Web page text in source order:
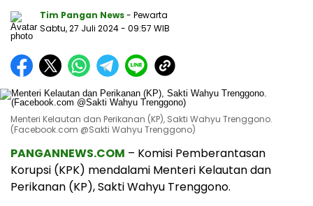
Tim Pangan News- Pewarta
Sabtu, 27 Juli 2024- 09:57 WIB
Menteri Kelautan dan Perikanan (KP), Sakti Wahyu Trenggono.
(Facebook.com @Sakti Wahyu Trenggono)
PANGANNEWS.COM – Komisi Pemberantasan
Korupsi (KPK) mendalami Menteri Kelautan dan
Perikanan (KP), Sakti Wahyu Trenggono.